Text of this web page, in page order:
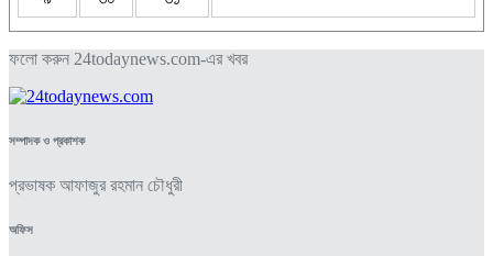
ফলো করুন 24todaynews.com-এর খবর
সম্পাদক ও প্রকাশক
প্রভাষক আফাজুর রহমান চৌধুরী
অফিস